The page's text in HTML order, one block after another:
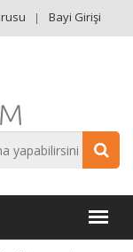
Bayi Girişi